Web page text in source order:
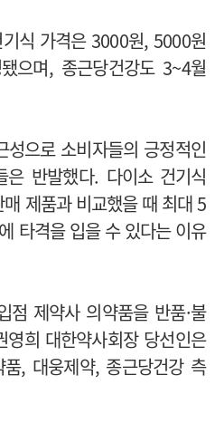
식 가격은 3000원, 5000원
으며, 종근당건강도 3~4월
으로 소비자들의 긍정적인
은 반발했다. 다이소 건기식
제품과 비교했을 때 최대 5
타격을 입을 수 있다는 이유
점 제약사 의약품을 반품·불
영희 대한약사회장 당선인은
, 대웅제약, 종근당건강 측